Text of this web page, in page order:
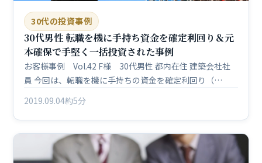
30代の投資事例
30代男性 転職を機に手持ち資金を確定利回り＆元
本確保で手堅く一括投資された事例
お客様事例 Vol.42 F様 30代男性 都内在住 建築会社社
員 今回は、転職を機に手持ちの資金を確定利回り（…
2019.09.04約5分